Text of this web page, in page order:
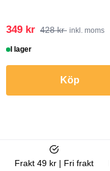
349 kr 428 kr inkl. moms
I lager
Köp
Frakt 49 kr | Fri frakt